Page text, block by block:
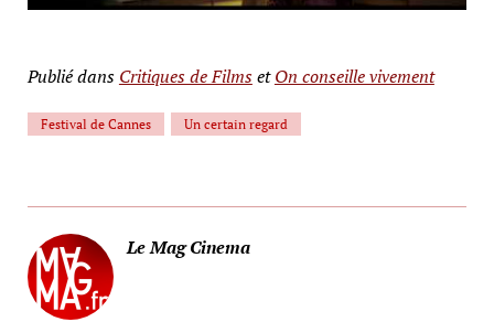
Publié dans Critiques de FilmsetOn conseille vivement
Festival de Cannes Un certain regard
Le Mag Cinema